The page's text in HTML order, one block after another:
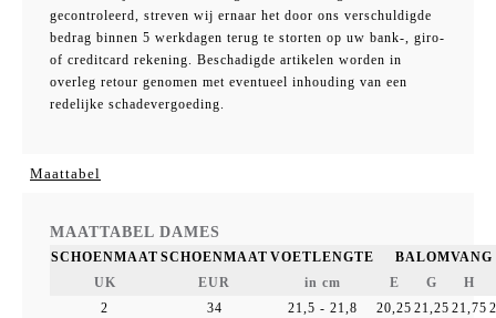
gecontroleerd, streven wij ernaar het door ons verschuldigde
bedrag binnen 5 werkdagen terug te storten op uw bank-, giro-
of creditcard rekening. Beschadigde artikelen worden in
overleg retour genomen met eventueel inhouding van een
redelijke schadevergoeding.
Maattabel
MAATTABEL DAMES
SCHOENMAAT SCHOENMAAT VOETLENGTE
UK
EUR in cm E G
H
2
34 21,5 - 21,8 20,25 21,25 21,75